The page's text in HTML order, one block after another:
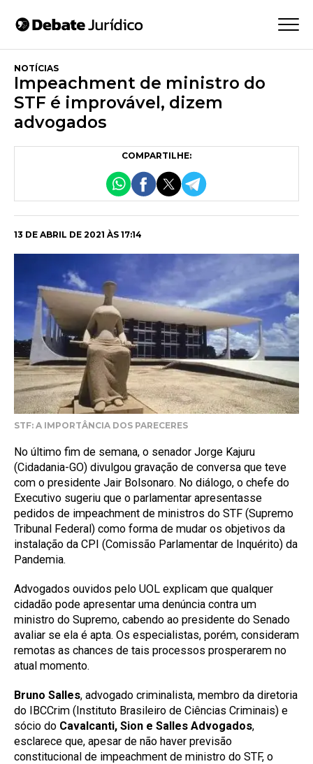
NOTÍCIAS
Impeachment de ministro do
STF é improvável, dizem
advogados
COMPARTILHE:
13 DE ABRIL DE 2021 ÀS 17:14
STF: A IMPORTÂNCIA DOS PARECERES
No último fim de semana, o senador Jorge Kajuru
(Cidadania-GO) divulgou gravação de conversa que teve
com o presidente Jair Bolsonaro. No diálogo, o chefe do
Executivo sugeriu que o parlamentar apresentasse
pedidos de impeachment de ministros do STF (Supremo
Tribunal Federal) como forma de mudar os objetivos da
instalação da CPI (Comissão Parlamentar de Inquérito) da
Pandemia.
Advogados ouvidos pelo UOL explicam que qualquer
cidadão pode apresentar uma denúncia contra um
ministro do Supremo, cabendo ao presidente do Senado
avaliar se ela é apta. Os especialistas, porém, consideram
remotas as chances de tais processos prosperarem no
atual momento.
Bruno Salles, advogado criminalista, membro da diretoria
do IBCCrim (Instituto Brasileiro de Ciências Criminais) e
sócio do Cavalcanti, Sion e Salles Advogados,
esclarece que, apesar de não haver previsão
constitucional de impeachment de ministro do STF, o